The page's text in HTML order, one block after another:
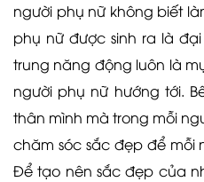
người phụ nữ không biết
phụ nữ được sinh ra là
trung năng động luôn là
người phụ nữ hướng tới.
thân mình mà trong mỗi
chăm sóc sắc đẹp để mỗi
Để tạo nên sắc đẹp của